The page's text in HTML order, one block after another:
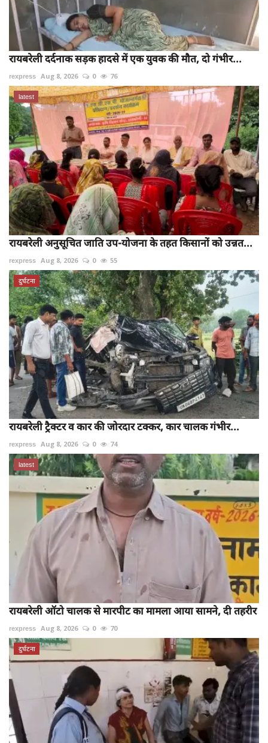
रायबरेली दर्दनाक सड़क हादसे में एक युवक की मौत, दो गंभीर...
rexpress Aug 8, 2026 0 76
latest
रायबरेली अनुसूचित जाति उप-योजना के तहत किसानों को उन्नत...
rexpress Aug 8, 2026 0 55
दुर्घटना
रायबरेली ट्रैक्टर व कार की जोरदार टक्कर, कार चालक गंभीर...
rexpress Aug 8, 2026 0 74
latest
रायबरेली ऑटो चालक से मारपीट का मामला आया सामने, दी तहरीर
rexpress Aug 8, 2026 0 70
दुर्घटना